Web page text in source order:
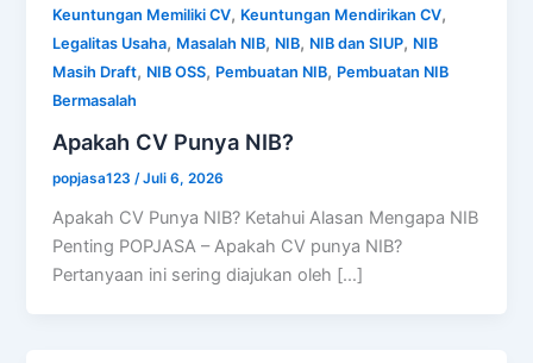
Keuntungan Memiliki CV, Keuntungan Mendirikan CV,
Legalitas Usaha, Masalah NIB, NIB, NIB dan SIUP, NIB
Masih Draft, NIB OSS, Pembuatan NIB, Pembuatan NIB
Bermasalah
Apakah CV Punya NIB?
popjasa123 /Juli 6, 2026
Apakah CV Punya NIB? Ketahui Alasan Mengapa NIB
Penting POPJASA – Apakah CV punya NIB?
Pertanyaan ini sering diajukan oleh […]